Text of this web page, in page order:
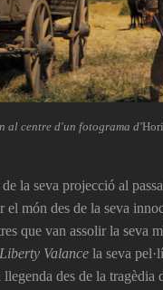
al centre d'un fotograma d'
la seva projecció al
món des de la seva
que van assolir la
Valance la seva
des de la